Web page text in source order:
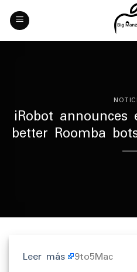
Skip
content
iRobot
better Roomba
Leer más 9to5Mac